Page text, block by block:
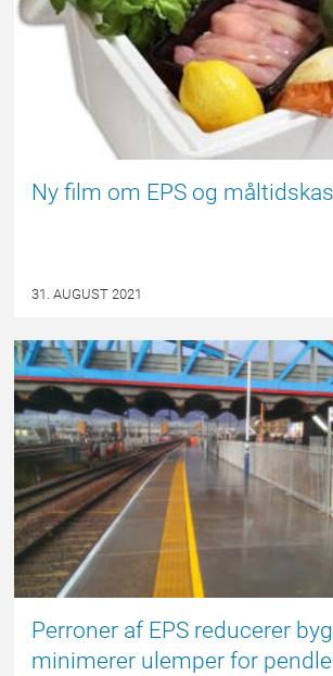
Ny film om EPS og
31. AUGUST 2021
Perroner af EPS reducerer
minimerer ulemper for